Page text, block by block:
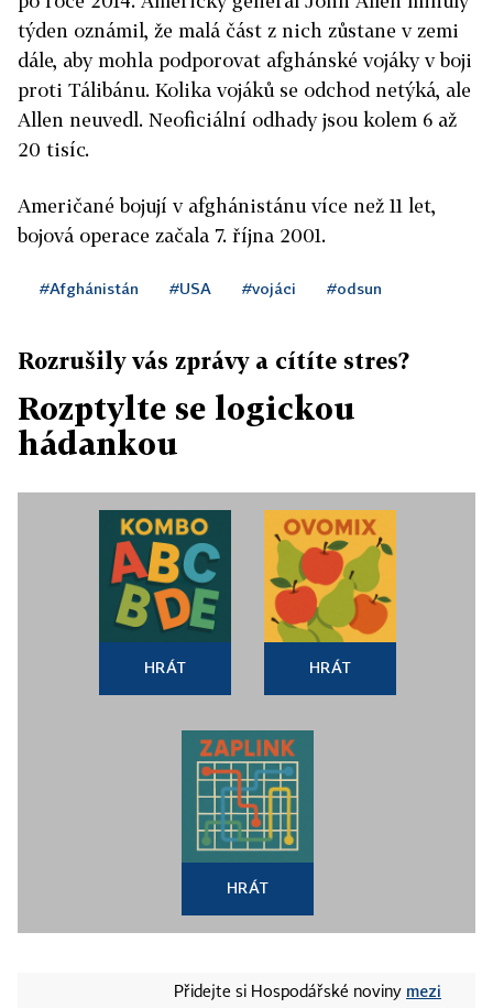
týden oznámil, že malá část z nich zůstane v zemi
dále, aby mohla podporovat afghánské vojáky v boji
proti Tálibánu. Kolika vojáků se odchod netýká, ale
Allen neuvedl. Neoficiální odhady jsou kolem 6 až
20 tisíc.
Američané bojují v afghánistánu více než 11 let,
bojová operace začala 7. října 2001.
#Afghánistán #USA #vojáci #odsun
Rozrušily vás zprávy a cítíte stres?
Rozptylte se logickou
hádankou
HRÁT HRÁT
HRÁT
Přidejte si Hospodářské noviny mezi